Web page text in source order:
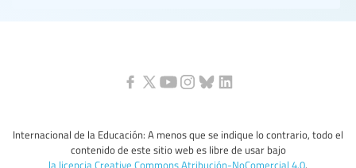
Internacional de la Educación: A menos que se indique lo contrario, todo el
contenido de este sitio web es libre de usar bajo
la licencia Creative Commons Atribución-NoComercial 4.0.